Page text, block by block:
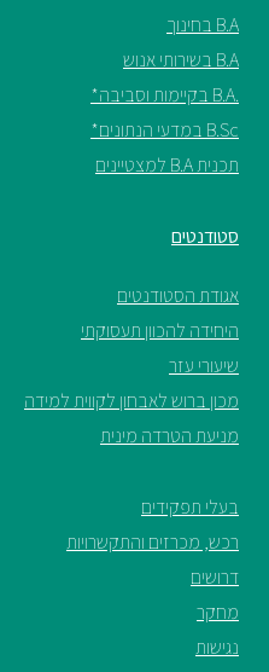
B.A בחינוך
B.A בשירותי אנוש
.B.A בקיימות וסביבה*
B.Sc במדעי הנתונים*
תכנית B.A למצטיינים
סטודנטים
אגודת הסטודנטים
היחידה להכוון תעסוקתי
שיעורי עזר
מכון ברוש לאבחון לקווית למידה
מניעת הטרדה מינית
בעלי תפקידים
רכש, מכרזים והתקשרויות
דרושים
מחקר
נגישות